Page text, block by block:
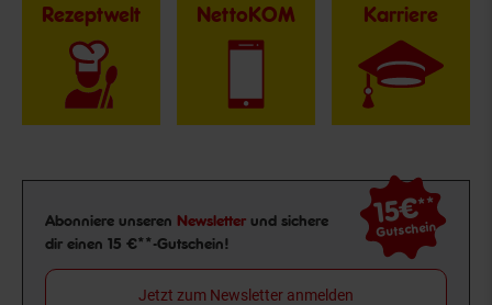
Rezeptwelt NettoKOM Karriere
Newsletter Anmeldung
Abonniere unseren Newsletter und sichere
dir einen 15 €**-Gutschein!
15€**
Gutschein
Jetzt zum Newsletter anmelden